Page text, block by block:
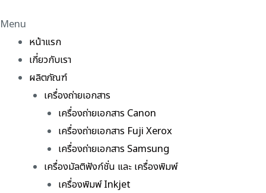
Menu
หน้าแรก
เกี่ยวกับเรา
ผลิตภัณฑ์
เครื่องถ่ายเอกสาร
เครื่องถ่ายเอกสาร Canon
เครื่องถ่ายเอกสาร Fuji Xerox
เครื่องถ่ายเอกสาร Samsung
เครื่องมัลติฟังก์ชั่น และ เครื่องพิมพ์
เครื่องพิมพ์ Inkjet